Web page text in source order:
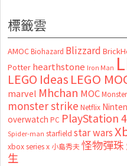
標籤雲
AMOC Biohazard Blizzard
Potter hearthstone Iron Man
LEGO Ideas LEGO
marvel Mhchan MOC
monster strike Netflix
overwatch PC PlayStation 4
Spider-man starfield star wars
xbox series x 小島秀夫怪物彈珠
生